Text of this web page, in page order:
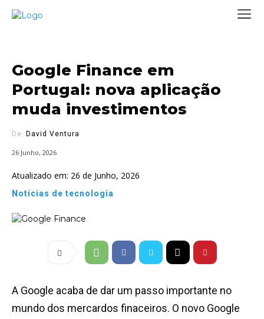
Google Finance em
Portugal: nova aplicação
muda investimentos
De: David Ventura
26 Junho, 2026
Atualizado em: 26 de Junho, 2026
Notícias de tecnologia
A Google acaba de dar um passo importante no
mundo dos mercardos finaceiros. O novo Google